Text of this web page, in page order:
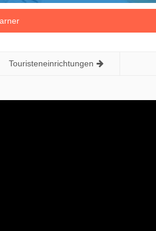
Touristeneinrichtungen